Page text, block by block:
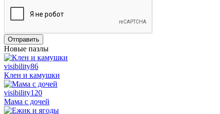
Отправить
Новые пазлы
visibility86
Клен и камушки
visibility120
Мама с дочей